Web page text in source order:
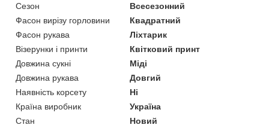
Сезон
Всесезонний
Фасон вирізу горловини
Квадратний
Фасон рукава
Ліхтарик
Візерунки і принти
Квітковий принт
Довжина сукні
Міді
Довжина рукава
Довгий
Наявність корсету
Ні
Країна виробник
Україна
Стан
Новий